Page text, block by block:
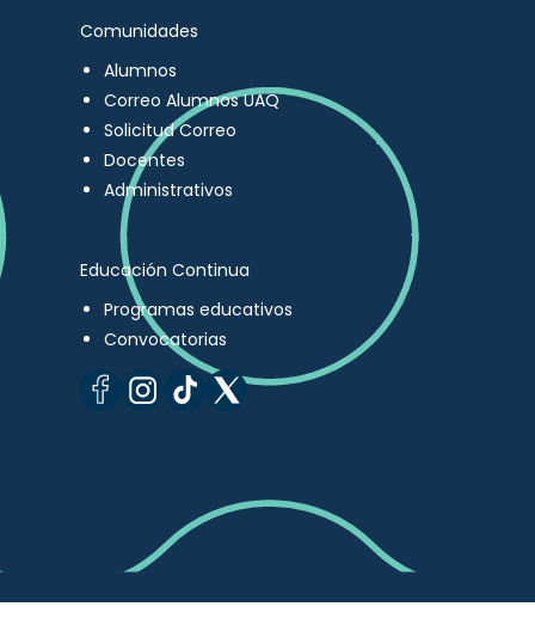
Comunidades
Alumnos
Correo Alumnos UAQ
Solicitud Correo
Docentes
Administrativos
Educación Continua
Programas educativos
Convocatorias